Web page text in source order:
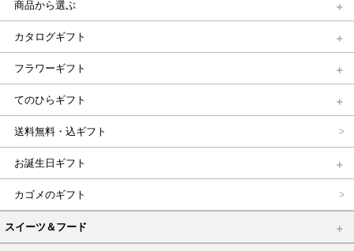
商品から選ぶ
カタログギフト
フラワーギフト
てのひらギフト
送料無料・込ギフト
お誕生日ギフト
カゴメのギフト
スイーツ＆フード